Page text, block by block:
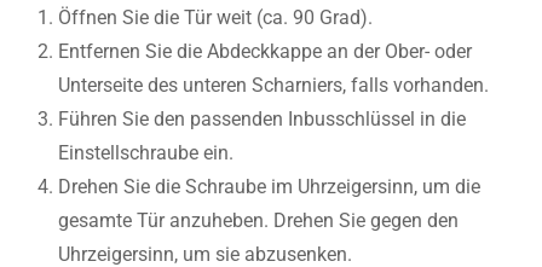
Öffnen Sie die Tür weit (ca. 90 Grad).
Entfernen Sie die Abdeckkappe an der Ober- oder
Unterseite des unteren Scharniers, falls vorhanden.
Führen Sie den passenden Inbusschlüssel in die
Einstellschraube ein.
Drehen Sie die Schraube im Uhrzeigersinn, um die
gesamte Tür anzuheben. Drehen Sie gegen den
Uhrzeigersinn, um sie abzusenken.